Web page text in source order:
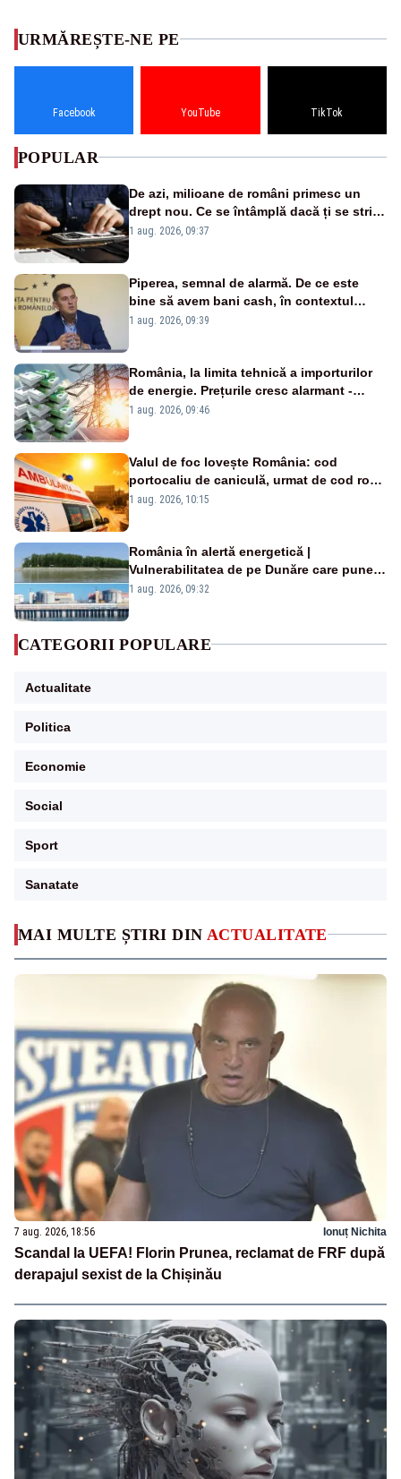
MAI MULTE ȘTIRI DIN ACTUALITATE
7 aug. 2026, 18:56 Ionuț Nichita
Scandal la UEFA! Florin Prunea, reclamat de FRF după
derapajul sexist de la Chișinău
URMĂREȘTE-NE PE
Facebook YouTube TikTok
POPULAR
De azi, milioane de români primesc un
drept nou. Ce se întâmplă dacă ți se strică
un produs
1 aug. 2026, 09:37
Piperea, semnal de alarmă. De ce este
bine să avem bani cash, în contextul
alertei energetice?
1 aug. 2026, 09:39
România, la limita tehnică a importurilor
de energie. Prețurile cresc alarmant -
Analiză Realitatea Plus
1 aug. 2026, 09:46
Valul de foc lovește România: cod
portocaliu de caniculă, urmat de cod roșu
duminică. Temperaturile urcă spre 40°C
1 aug. 2026, 10:15
România în alertă energetică |
Vulnerabilitatea de pe Dunăre care pune
în pericol Centrala Cernavodă era
1 aug. 2026, 09:32
CATEGORII POPULARE
Actualitate
Politica
Economie
Social
Sport
Sanatate